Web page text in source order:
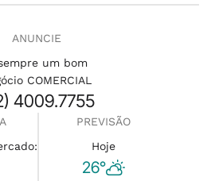
ANUNCIE
um bom
COMERCIAL
4009.7755
PREVISÃO
Hoje
26°